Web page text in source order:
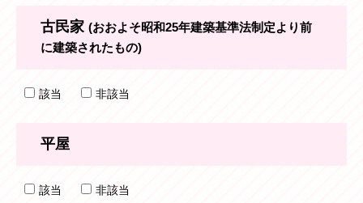
古民家 (おおよそ昭和25年建築基準法制定より前
に建築されたもの)
該当 非該当
平屋
該当 非該当